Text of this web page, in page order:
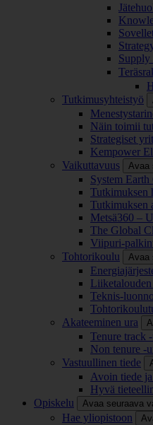
Supply
Tutkimusyhteistyö
Näin toimii
Strategiset
Kempower
Vaikuttavuus
Avaa
System
Tutkimuksen
Tutkimuksen
Metsä360 –
The Global
Viipuri-
Tohtorikoulu
Avaa
Teknis-
Akateeminen ura
Tenure track
Non tenure -
Vastuullinen tiede
Avoin tiede
Hyvä
Opiskelu
Avaa seuraava
Hae yliopistoon